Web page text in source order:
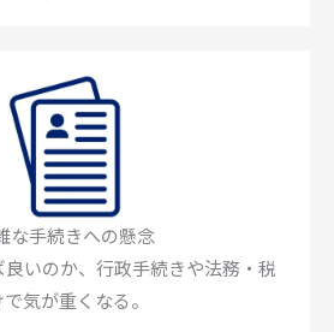
な手続きへの懸念
いのか、行政手続きや法務・税
気が重くなる。